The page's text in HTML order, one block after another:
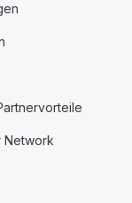
Network